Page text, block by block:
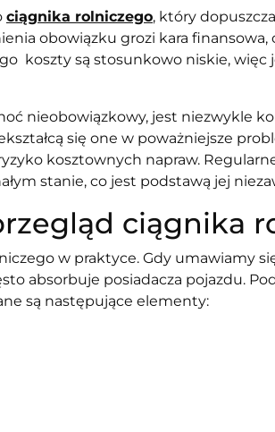
ciągnika rolniczego, który
obowiązku grozi kara
koszty są stosunkowo niskie,
nieobowiązkowy, jest niezwykle
się one w poważniejsze
kosztownych napraw.
stanie, co jest podstawą jej
ciągnika
w praktyce. Gdy umawiamy
absorbuje posiadacza pojazdu.
są następujące elementy: